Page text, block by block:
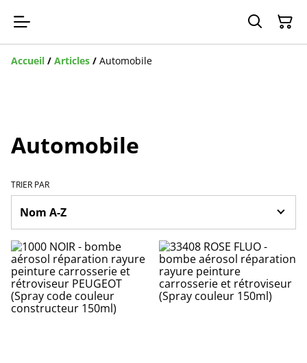
Accueil / Articles / Automobile
Automobile
TRIER PAR